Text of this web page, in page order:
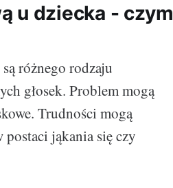
u dziecka - czym
różnego rodzaju
głosek. Problem mogą
Trudności mogą
postaci jąkania się czy